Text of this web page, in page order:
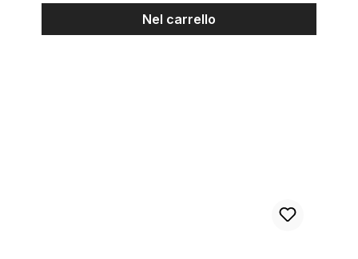
Nel carrello